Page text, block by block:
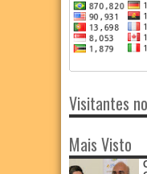
Visitantes
Mais Visto